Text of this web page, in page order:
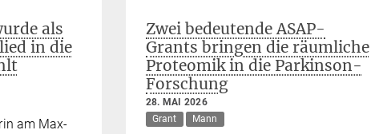
als
in die
am Max-
Zwei bedeutende ASAP-
Grants bringen die räumliche
Proteomik in die Parkinson-
Forschung
28. MAI 2026
Grant
Mann